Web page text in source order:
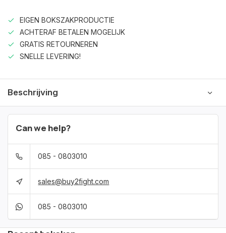
EIGEN BOKSZAKPRODUCTIE
ACHTERAF BETALEN MOGELIJK
GRATIS RETOURNEREN
SNELLE LEVERING!
Beschrijving
Can we help?
085 - 0803010
sales@buy2fight.com
085 - 0803010